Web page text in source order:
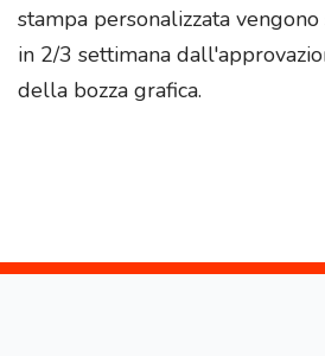
stampa personalizzata
in 2/3 settimana
della bozza grafica.